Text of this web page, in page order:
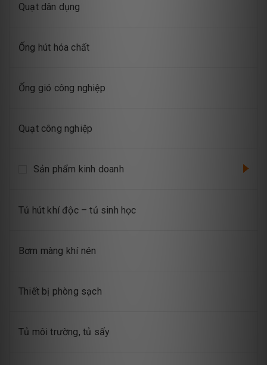
Quạt dân dụng
Ống hút hóa chất
Ống gió công nghiệp
Quạt công nghiệp
Sản phẩm kinh doanh
Tủ hút khí độc – tủ sinh học
Bơm màng khí nén
Thiết bị phòng sạch
Tủ môi trường, tủ sấy